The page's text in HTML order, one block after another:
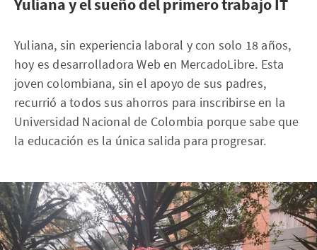
Yuliana y el sueño del primero trabajo IT
Yuliana, sin experiencia laboral y con solo 18 años,
hoy es desarrolladora Web en MercadoLibre. Esta
joven colombiana, sin el apoyo de sus padres,
recurrió a todos sus ahorros para inscribirse en la
Universidad Nacional de Colombia porque sabe que
la educación es la única salida para progresar.